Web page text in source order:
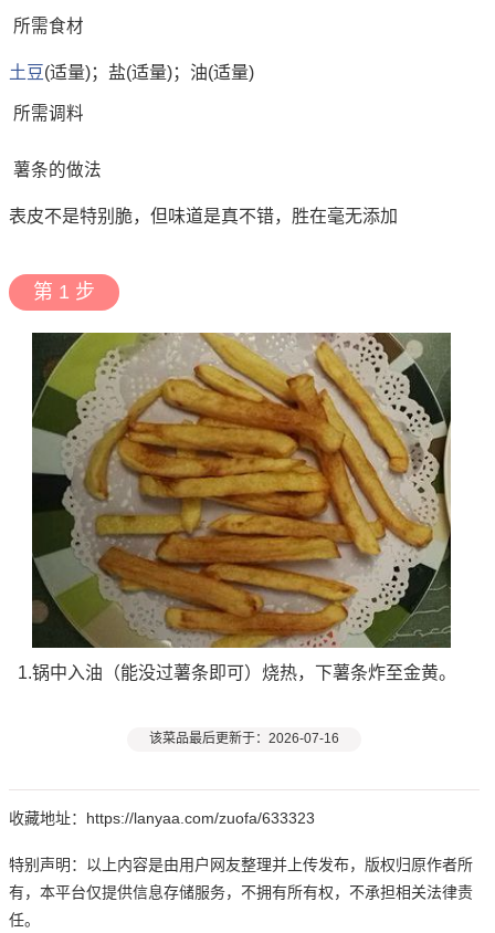
所需食材
土豆 (适量)；盐(适量)；油(适量)
所需调料
薯条的做法
表皮不是特别脆，但味道是真不错，胜在毫无添加
第 1 步
1.锅中入油（能没过薯条即可）烧热，下薯条炸至金黄。
该菜品最后更新于：2026-07-16
收藏地址：https://lanyaa.com/zuofa/633323
特别声明：以上内容是由用户网友整理并上传发布，版权归原作者所
有，本平台仅提供信息存储服务，不拥有所有权，不承担相关法律责
任。